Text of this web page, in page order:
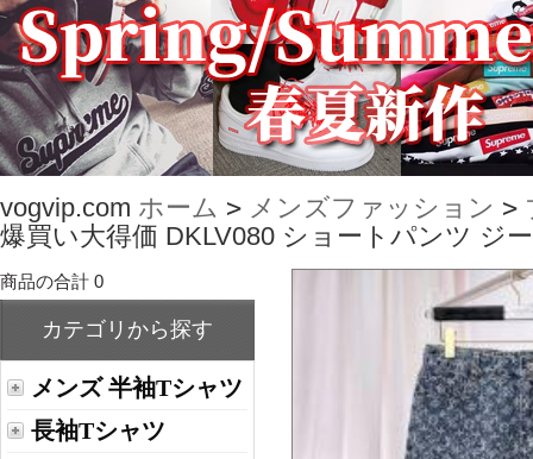
vogvip.com ホーム > メンズファッション >
爆買い大得価 DKLV080 ショートパンツ ジ
商品の合計 0
カテゴリから探す
メンズ 半袖Tシャツ
長袖Tシャツ